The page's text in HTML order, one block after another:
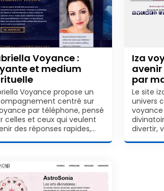
Voyance :
et medium
Voyance propose un
centré sur
par téléphone, pensé
celles et ceux qui veulent
des réponses rapides,…
Iza
par
Le site
univers
divertir,